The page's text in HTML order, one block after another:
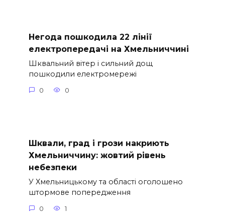
Негода пошкодила 22 лінії
електропередачі на Хмельниччині
Шквальний вітер і сильний дощ
пошкодили електромережі
0 0
Шквали, град і грози накриють
Хмельниччину: жовтий рівень
небезпеки
У Хмельницькому та області оголошено
штормове попередження
0 1